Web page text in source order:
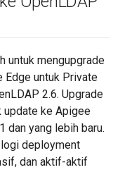
untuk mengupgrade
Edge untuk Private
2.6. Upgrade
update ke Apigee
dan yang lebih baru.
deployment
dan aktif-aktif